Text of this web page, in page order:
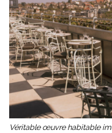
Véritable œuvre habitable